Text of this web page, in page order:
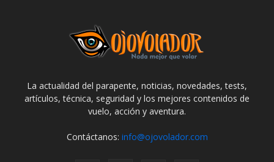
La actualidad del parapente, noticias, novedades, tests,
artículos, técnica, seguridad y los mejores contenidos de
vuelo, acción y aventura.
Contáctanos: info@ojovolador.com